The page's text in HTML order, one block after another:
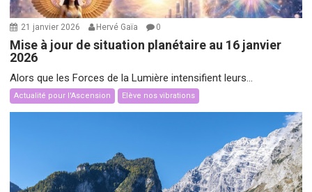
21 janvier 2026 Hervé Gaïa 0
Mise à jour de situation planétaire au 16 janvier
2026
Alors que les Forces de la Lumière intensifient leurs...
Actualité pour l'Ascension Elève nos vibrations